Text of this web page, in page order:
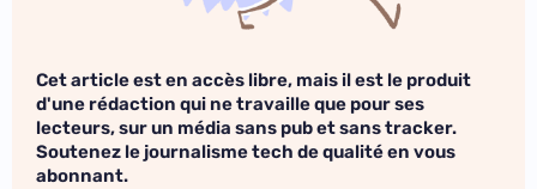
Cet article est en accès libre, mais il est le produit
d'une rédaction qui ne travaille que pour ses
lecteurs, sur un média sans pub et sans tracker.
Soutenez le journalisme tech de qualité en vous
abonnant.